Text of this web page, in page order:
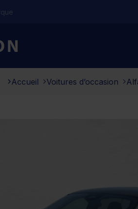
Distinxion
Accueil Voitures d’occasion